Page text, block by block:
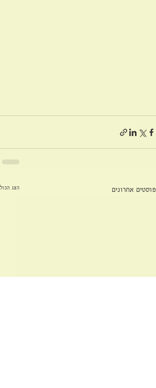
פוסטים אחרונים הצג הכול